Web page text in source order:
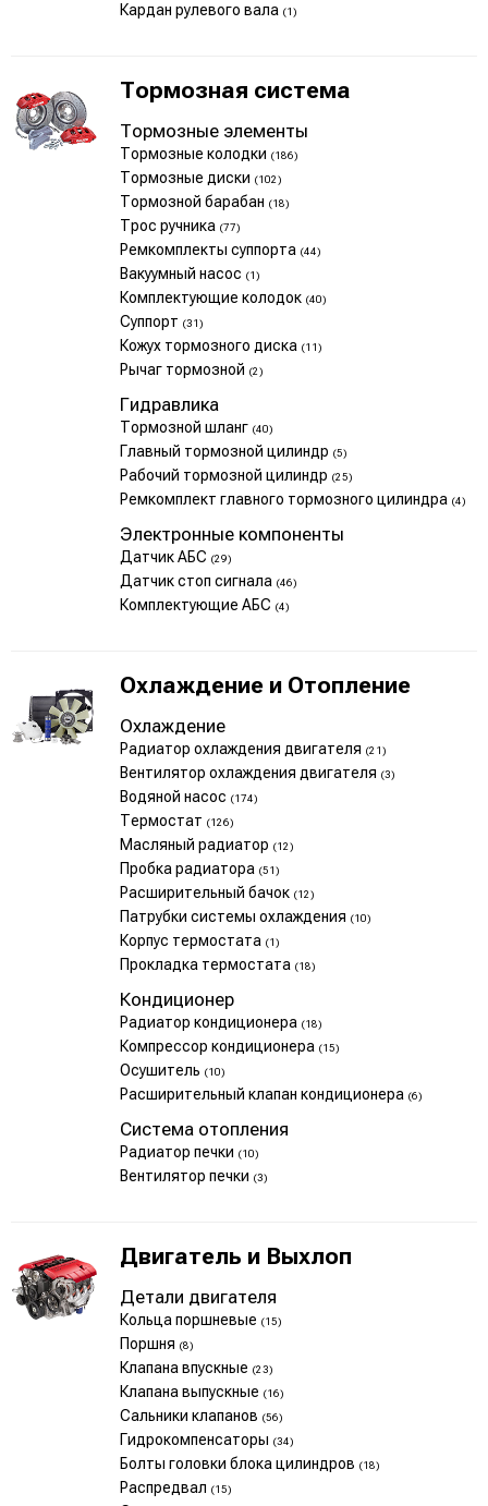
Кардан рулевого вала (1)
Тормозная система
Тормозные элементы
Тормозные колодки (186)
Тормозные диски (102)
Тормозной барабан (18)
Трос ручника (77)
Ремкомплекты суппорта (44)
Вакуумный насос (1)
Комплектующие колодок (40)
Суппорт (31)
Кожух тормозного диска (11)
Рычаг тормозной (2)
Гидравлика
Тормозной шланг (40)
Главный тормозной цилиндр (5)
Рабочий тормозной цилиндр (25)
Ремкомплект главного тормозного цилиндра (4)
Электронные компоненты
Датчик АБС (29)
Датчик стоп сигнала (46)
Комплектующие АБС (4)
Охлаждение и Отопление
Охлаждение
Радиатор охлаждения двигателя (21)
Вентилятор охлаждения двигателя (3)
Водяной насос (174)
Термостат (126)
Масляный радиатор (12)
Пробка радиатора (51)
Расширительный бачок (12)
Патрубки системы охлаждения (10)
Корпус термостата (1)
Прокладка термостата (18)
Кондиционер
Радиатор кондиционера (18)
Компрессор кондиционера (15)
Осушитель (10)
Расширительный клапан кондиционера (6)
Система отопления
Радиатор печки (10)
Вентилятор печки (3)
Двигатель и Выхлоп
Детали двигателя
Кольца поршневые (15)
Поршня (8)
Клапана впускные (23)
Клапана выпускные (16)
Сальники клапанов (56)
Гидрокомпенсаторы (34)
Болты головки блока цилиндров (18)
Распредвал (15)